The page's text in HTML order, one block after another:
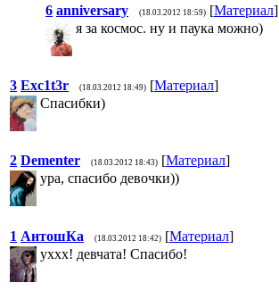
6 anniversary (18.03.2012 18:59) [Материал]
я за космос. ну и паука можно)
3 Exc1t3r (18.03.2012 18:49) [Материал]
Спасибки)
2 Dementer (18.03.2012 18:43) [Материал]
ура, спасибо девочки))
1 АнтошКа (18.03.2012 18:42) [Материал]
уххх! девчата! Спасибо!